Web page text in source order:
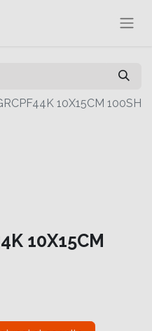
10X15CM 100SH
10X15CM